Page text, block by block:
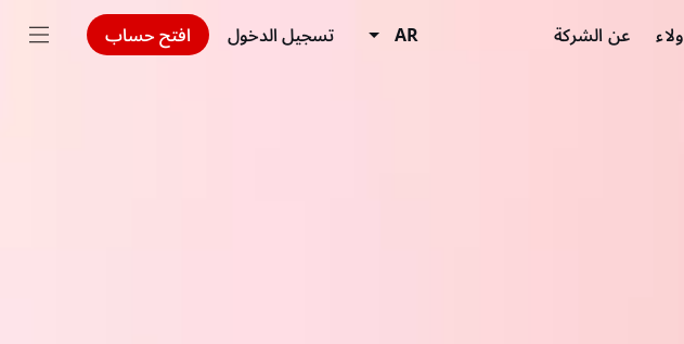
ولاء عن الشركة AR تسجيل الدخول افتح حساب